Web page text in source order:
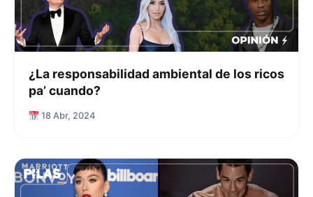
¿La responsabilidad ambiental de los ricos
pa’ cuando?
18 Abr, 2024